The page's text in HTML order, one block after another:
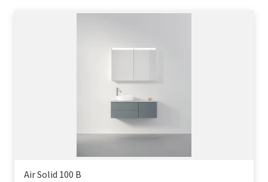
Air Solid 100 B